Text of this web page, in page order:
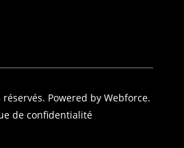
Powered by Webforce.
de confidentialité